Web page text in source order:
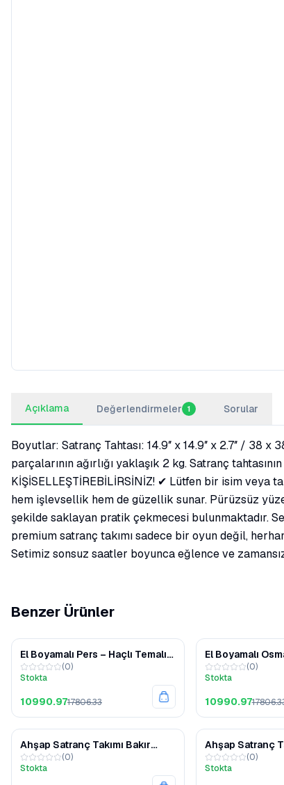
Açıklama Değerlendirmeler 1 Sorular
Boyutlar: Satranç Tahtası: 14.9″ x 14.9″ x 2.7″ /
parçalarının ağırlığı yaklaşık 2 kg. Satranç
KİŞİSELLEŞTİREBİLİRSİNİZ! ✔ Lütfen bir isim veya
hem işlevsellik hem de güzellik sunar. Pürüzsüz
şekilde saklayan pratik çekmecesi bulunmaktadır.
premium satranç takımı sadece bir oyun değil,
Setimiz sonsuz saatler boyunca eğlence ve
Benzer Ürünler
%38
El Boyamalı Pers – Haçlı Temalı
Satranç Takımı – Polyester Taşlı
Ahşap Kapaklı Kutu
(0)
Stokta
10990.9717806.33
El Boyamalı
Temalı Satranç
Polyester Taşlı
Kutu
(0)
Stokta
10990.97
Ahşap Satranç Takımı Bakır
Gümüş Metal Taşlı MERKP36B
(0)
Stokta
Ahşap Satranç
Gümüş Metal
(0)
Stokta